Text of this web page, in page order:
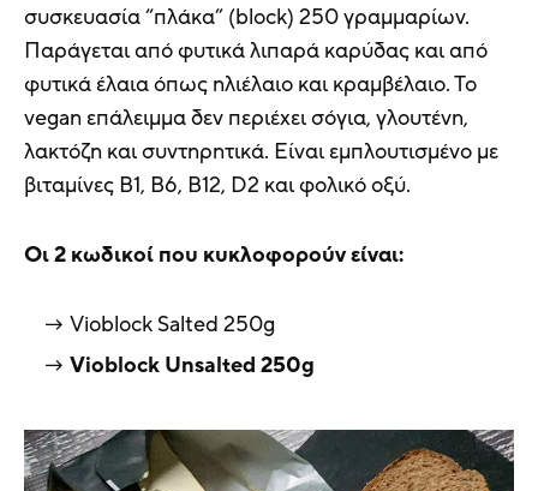
συσκευασία “πλάκα” (block) 250 γραμμαρίων.
Παράγεται από φυτικά λιπαρά καρύδας και από
φυτικά έλαια όπως ηλιέλαιο και κραμβέλαιο. Το
vegan επάλειμμα δεν περιέχει σόγια, γλουτένη,
λακτόζη και συντηρητικά. Είναι εμπλουτισμένο με
βιταμίνες B1, B6, B12, D2 και φολικό οξύ.
Οι 2 κωδικοί που κυκλοφορούν είναι:
Vioblock Salted 250g
Vioblock Unsalted 250g